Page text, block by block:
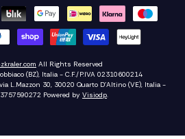
All Rights Reserved
(BZ), Italia - C.F./P.IVA 02310600214
L.Mazzon 30, 30020 Quarto D'Altino (VE), Italia -
Powered by Visiodp.